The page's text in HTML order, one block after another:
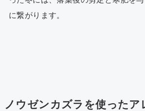
に繋がります。
ノウゼンカズラを使ったア